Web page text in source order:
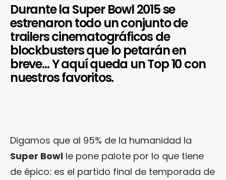
Durante la Super Bowl 2015 se
estrenaron todo un conjunto de
trailers cinematográficos de
blockbusters que lo petarán en
breve… Y aquí queda un Top 10 con
nuestros favoritos.
Digamos que al 95% de la humanidad la
Super Bowl le pone palote por lo que tiene
de épico: es el partido final de temporada de